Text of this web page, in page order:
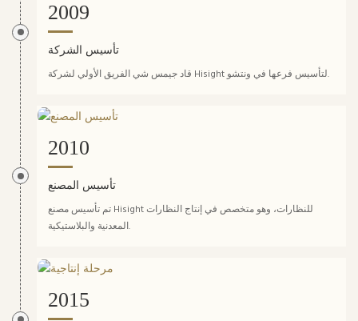
2009
تأسيس الشركة
قاد جيمس شي الفريق الأولي لشركة Hisight لتأسيس فرعها في ونتشو.
2010
تأسيس المصنع
تم تأسيس مصنع Hisight للنظارات، وهو متخصص في إنتاج النظارات
المعدنية والبلاستيكية.
2015